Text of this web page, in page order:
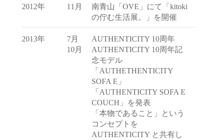
2012年 11月
南青山「OVE」にて「kitoki
の佇む生活展。」を開催
2013年 7月
AUTHENTICITY 10周年
10月
AUTHENTICITY 10周年記
念モデル
「AUTHETHENTICITY
SOFA E」
「AUTHENTICITY SOFA E
COUCH」を発表
「本物であること」という
コンセプトを
AUTHENTICITY と共有し